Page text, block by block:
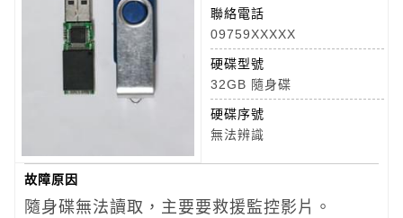
聯絡電話
09759XXXXX
硬碟型號
32GB 隨身碟
硬碟序號
無法辨識
故障原因
隨身碟無法讀取，主要要救援監控影片。